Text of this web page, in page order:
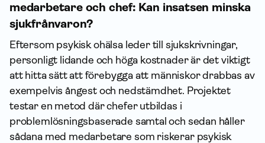
medarbetare och chef: Kan insatsen minska
sjukfrånvaron?
Eftersom psykisk ohälsa leder till sjukskrivningar,
personligt lidande och höga kostnader är det viktigt
att hitta sätt att förebygga att människor drabbas av
exempelvis ångest och nedstämdhet. Projektet
testar en metod där chefer utbildas i
problemlösningsbaserade samtal och sedan håller
sådana med medarbetare som riskerar psykisk